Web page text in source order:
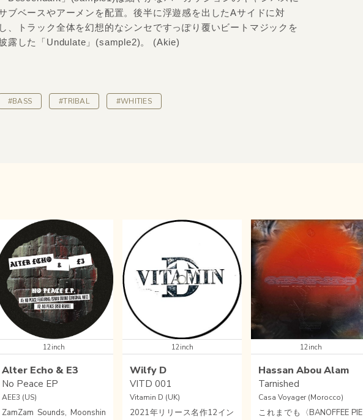
ブベースやアーメンを配置。後半に浮遊感を出したAサイドに対
し、トラック全体を幻想的なシンセですっぽり覆いビートマジックを
露した「Undulate」(sample2)。 (Akie)
#BASS #TRIBAL #WHITIES
12inch
Alter Echo & E3
No Peace EP
AEE3 (US)
ZamZam Sounds, Moonshin
12inch
Wilfy D
VITD 001
Vitamin D (UK)
2021年リリース名作12イン
12inch
Hassan Abou Alam
Tarnished
Casa Voyager (Morocco)
これまでも〈BANOFFEE PIE